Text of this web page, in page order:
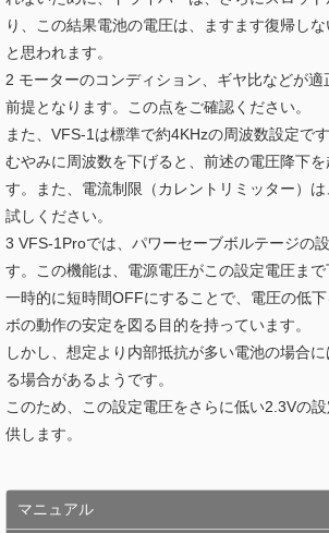
り、この結果電池の電圧は、ますます復帰し
と思われます。
2 モーターのコンディション、ギヤ比などが
前提となります。この点をご確認ください。
また、VFS-1は標準で約4KHzの周波数設定で
むやみに周波数を下げると、前述の電圧降下
す。また、電流制限（カレントリミッター）
試しください。
3 VFS-1Proでは、パワーセーブボルテージの
す。この機能は、電源電圧がこの設定電圧ま
一時的に短時間OFFにすることで、電圧の低
ボの動作の安定を図る目的を持っています。
しかし、想定より内部抵抗が多い電池の場合
る場合があるようです。
このため、この設定電圧をさらに低い2.3Vの
供します。
マニュアル